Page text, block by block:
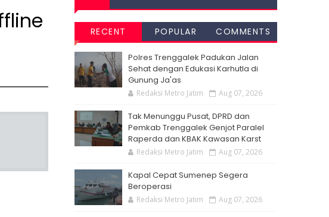
RECENT POPULAR COMMENTS
Polres Trenggalek Padukan Jalan
Sehat dengan Edukasi Karhutla di
Gunung Ja'as
Redaksi Metro Jatim Aug 07, 2026
Tak Menunggu Pusat, DPRD dan
Pemkab Trenggalek Genjot Paralel
Raperda dan KBAK Kawasan Karst
Redaksi Metro Jatim Aug 07, 2026
Kapal Cepat Sumenep Segera
Beroperasi
Redaksi Metro Jatim Aug 07, 2026